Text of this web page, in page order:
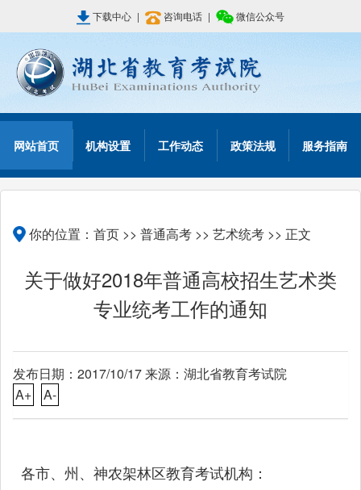
下载中心 | 咨询电话 | 微信公众号
网站首页 机构设置 工作动态 政策法规 服务指南
你的位置： 首页 >> 普通高考 >> 艺术统考 >> 正文
关于做好2018年普通高校招生艺术类
专业统考工作的通知
发布日期：2017/10/17 来源：湖北省教育考试院
A+
A-
各市、州、神农架林区教育考试机构：